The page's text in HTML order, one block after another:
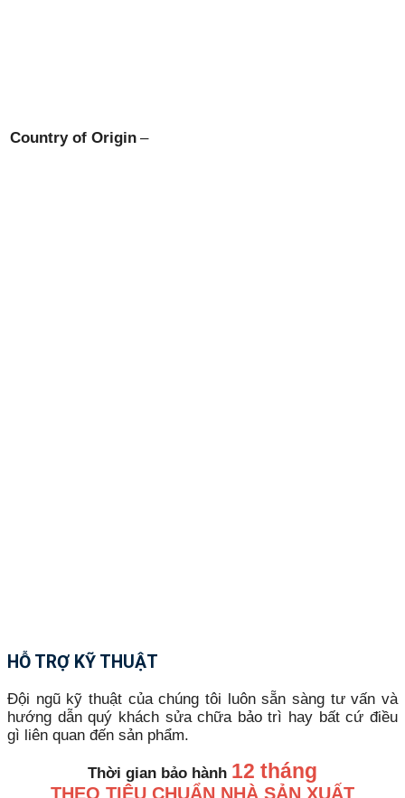
Country of Origin –
HỖ TRỢ KỸ THUẬT
Đội ngũ kỹ thuật của chúng tôi luôn sẵn sàng tư vấn và
hướng dẫn quý khách sửa chữa bảo trì hay bất cứ điều
gì liên quan đến sản phẩm.
Thời gian bảo hành 12 tháng
THEO TIÊU CHUẨN NHÀ SẢN XUẤT